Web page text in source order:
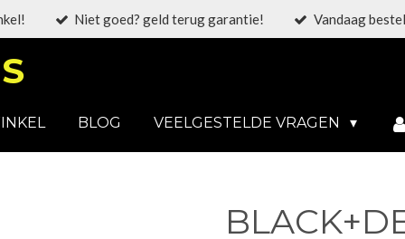
Niet goed? geld terug garantie! Vandaag
BLOG VEELGESTELDE VRAGEN